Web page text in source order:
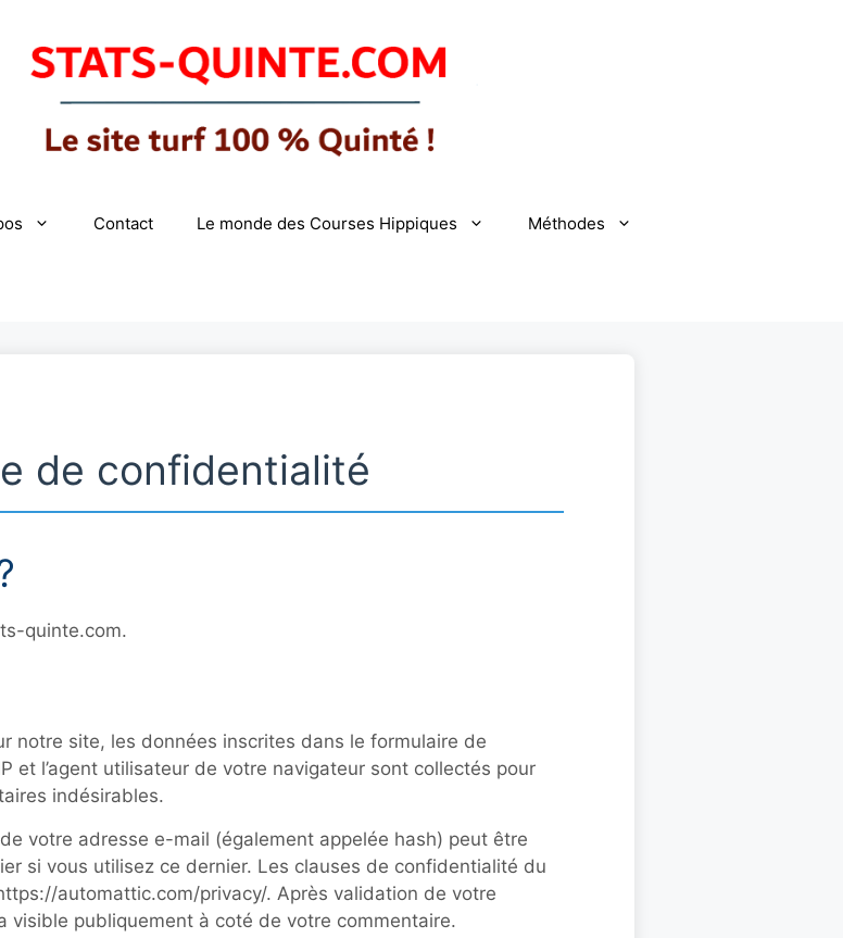
Contact Le monde des Courses Hippiques Méthodes
de confidentialité
quinte.com.
notre site, les données inscrites dans le formulaire de
et l’agent utilisateur de votre navigateur sont collectés pour
indésirables.
votre adresse e-mail (également appelée hash) peut être
si vous utilisez ce dernier. Les clauses de confidentialité du
automattic.com/privacy/. Après validation de votre
visible publiquement à coté de votre commentaire.